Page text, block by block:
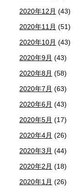
2020年12月 (43)
2020年11月 (51)
2020年10月 (43)
2020年9月 (43)
2020年8月 (58)
2020年7月 (63)
2020年6月 (43)
2020年5月 (17)
2020年4月 (26)
2020年3月 (44)
2020年2月 (18)
2020年1月 (26)